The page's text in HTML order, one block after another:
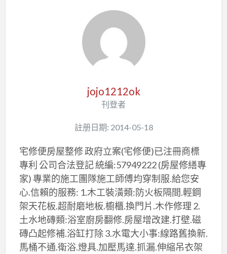
jojo1212ok
刊登者
註册日期: 2014-05-18
宅修便房屋整修 政府立案(宅修便)已注冊商標
專利 公司合法登記 統編:57949222 (房屋修繕專
家) 專業的施工團隊施工師傅均穿制服.給您安
心.信賴的服務: 1.木工裝潢類:防火板隔間.輕鋼
架天花板.超耐磨地板.櫥櫃.換門片.木作修理 2.
土水地磚類:浴室廚房翻修.房屋增改建.打壁.磁
磚凸起修補.浴缸打除 3.水電大小事:線路舊換新.
馬桶不通.衛浴.燈具.加壓馬達.抓漏.伸縮吊衣架